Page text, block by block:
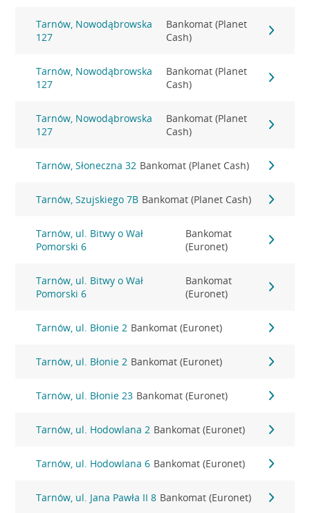
Tarnów, Nowodąbrowska
127
Bankomat (Planet
Cash)
Tarnów, Nowodąbrowska
127
Bankomat (Planet
Cash)
Tarnów, Nowodąbrowska
127
Bankomat (Planet
Cash)
Tarnów, Słoneczna 32 Bankomat (Planet Cash)
Tarnów, Szujskiego 7B Bankomat (Planet Cash)
Tarnów, ul. Bitwy o Wał
Pomorski 6
Bankomat
(Euronet)
Tarnów, ul. Bitwy o Wał
Pomorski 6
Bankomat
(Euronet)
Tarnów, ul. Błonie 2 Bankomat (Euronet)
Tarnów, ul. Błonie 2 Bankomat (Euronet)
Tarnów, ul. Błonie 23 Bankomat (Euronet)
Tarnów, ul. Hodowlana 2 Bankomat (Euronet)
Tarnów, ul. Hodowlana 6 Bankomat (Euronet)
Tarnów, ul. Jana Pawła II 8 Bankomat (Euronet)